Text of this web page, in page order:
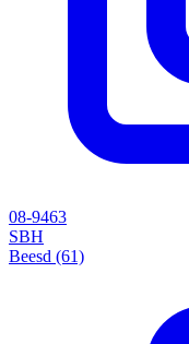
08-9463
SBH
Beesd (61)